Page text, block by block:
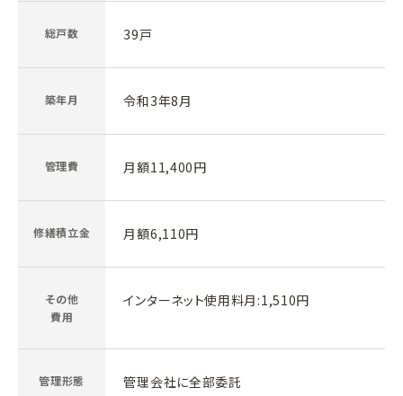
総戸数 39戸
築年月 令和3年8月
管理費 月額11,400円
修繕積立金 月額6,110円
その他
費用
インターネット使用料月:1,510円
管理形態 管理会社に全部委託